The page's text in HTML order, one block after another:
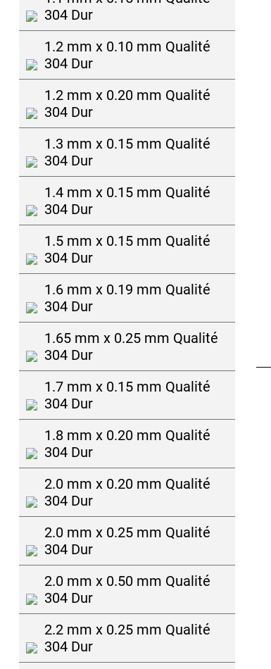
304 Dur
1.2 mm x 0.10 mm Qualité
304 Dur
1.2 mm x 0.20 mm Qualité
304 Dur
1.3 mm x 0.15 mm Qualité
304 Dur
1.4 mm x 0.15 mm Qualité
304 Dur
1.5 mm x 0.15 mm Qualité
304 Dur
1.6 mm x 0.19 mm Qualité
304 Dur
1.65 mm x 0.25 mm Qualité
304 Dur
1.7 mm x 0.15 mm Qualité
304 Dur
1.8 mm x 0.20 mm Qualité
304 Dur
2.0 mm x 0.20 mm Qualité
304 Dur
2.0 mm x 0.25 mm Qualité
304 Dur
2.0 mm x 0.50 mm Qualité
304 Dur
2.2 mm x 0.25 mm Qualité
304 Dur